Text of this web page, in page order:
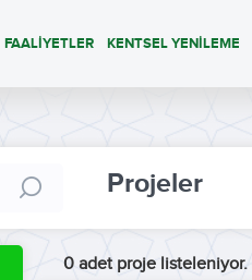
FAALİYETLER KENTSEL YENİLEME
Projeler
0 adet proje listeleniyor.